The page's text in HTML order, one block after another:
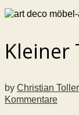
Kleiner
by Christian Toller
Kommentare